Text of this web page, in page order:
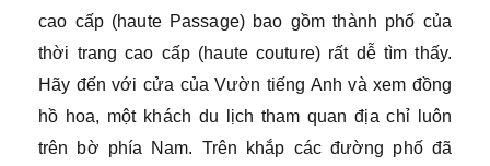
cao cấp (haute Passage) bao gồm thành phố của
thời trang cao cấp (haute couture) rất dễ tìm thấy.
Hãy đến với cửa của Vườn tiếng Anh và xem đồng
hồ hoa, một khách du lịch tham quan địa chỉ luôn
trên bờ phía Nam. Trên khắp các đường phố đã